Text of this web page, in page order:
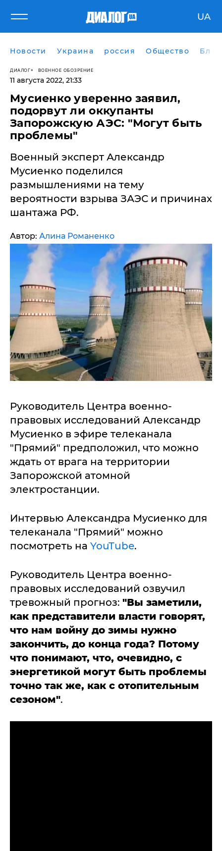
UA
Новости Украина россия Общество
ДИАЛОГ ВОЕННОЕ ОБОЗРЕНИЕ
11 августа 2022, 21:33
Мусиенко уверенно заявил,
подорвут ли оккупанты
Запорожскую АЭС: "Могут быть
проблемы"
Военный эксперт Александр
Мусиенко поделился
размышлениями на тему
вероятности взрыва ЗАЭС и причинах
шантажа РФ.
Автор: Алина Романенко
Руководитель Центра военно-
правовых исследований Александр
Мусиенко в эфире телеканала
"Прямий" предположил, что можно
ждать от врага на территории
Запорожской атомной
электростанции.
Интервью Александра Мусиенко для
телеканала "Прямий" можно
посмотреть на YouTube.
Руководитель Центра военно-
правовых исследований озвучил
тревожный прогноз: "Вы заметили,
как представители власти говорят,
что нам войну до зимы нужно
закончить, до конца года? Потому
что понимают, что, очевидно, с
энергетикой могут быть проблемы
точно так же, как с отопительным
сезоном".